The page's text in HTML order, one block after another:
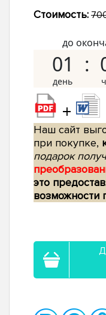
Стоимость:
до
01
+
Наш сайт
при покупке,
подарок
это
возможности